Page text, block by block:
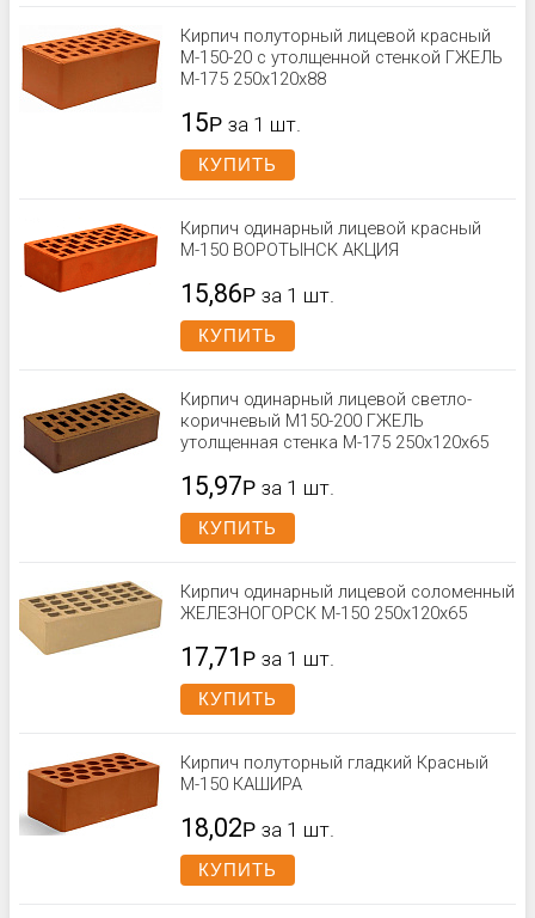
Кирпич полуторный лицевой красный
М-150-20 с утолщенной стенкой ГЖЕЛЬ
М-175 250x120x88
15Р за 1 шт.
КУПИТЬ
Кирпич одинарный лицевой красный
М-150 ВОРОТЫНСК АКЦИЯ
15,86Р за 1 шт.
КУПИТЬ
Кирпич одинарный лицевой светло-
коричневый М150-200 ГЖЕЛЬ
утолщенная стенка М-175 250x120x65
15,97Р за 1 шт.
КУПИТЬ
Кирпич одинарный лицевой соломенный
ЖЕЛЕЗНОГОРСК М-150 250x120x65
17,71 Р за 1 шт.
КУПИТЬ
Кирпич полуторный гладкий Красный
М-150 КАШИРА
18,02Р за 1 шт.
КУПИТЬ